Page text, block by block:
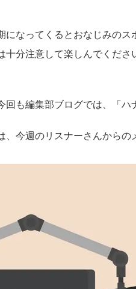
になってくるとおなじみの
十分注意して楽しんでくださ
回も編集部ブログでは、「ハ
、今週のリスナーさんからの